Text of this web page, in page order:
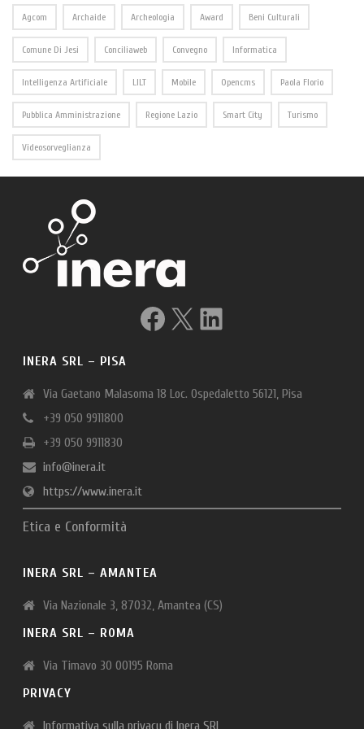
Agcom Archaide Archeologia Award Beni Culturali
Comune Di Jesi Conciliaweb Convegno Informatica
Intelligenza Artificiale LILT Mobile Opencms Paola Florio
Pubblica Amministrazione Regione Lazio Smart City Turismo
Videosorveglianza
Facebook
X LinkedIn
INERA SRL – PISA
Via Gaetano Malasoma 18 Loc. Ospedaletto 56121, Pisa
+39 050 9911800
+39 050 9911830
info@inera.it
https://www.inera.it
Etica e Conformità
INERA SRL – AMANTEA
Via Nazionale 3, 87032, Amantea (CS)
INERA SRL – ROMA
Via Timavo 30 00195 Roma
PRIVACY
Informativa sulla privacy di Inera SRL